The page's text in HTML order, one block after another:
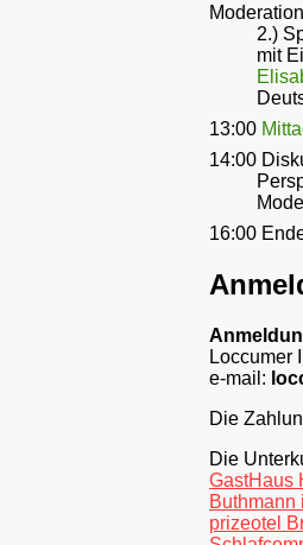
2.)
mit
13:00
14:00
16:00
Loccumer
e-mail:
Die
Die
GastHaus
Buthmann
prizeotel